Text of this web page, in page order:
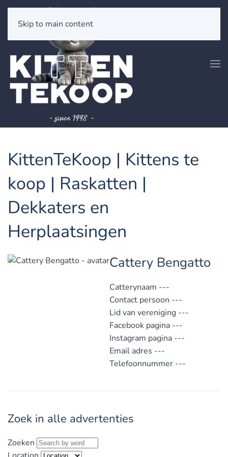
Skip to main content
KittenTeKoop | Kittens te
koop | Raskatten |
Dekkaters en
Herplaatsingen
Cattery Bengatto
Catterynaam ---
Contact persoon ---
Lid van vereniging ---
Facebook pagina ---
Instagram pagina ---
Email adres ---
Telefoonnummer ---
Zoek in alle advertenties
Zoeken